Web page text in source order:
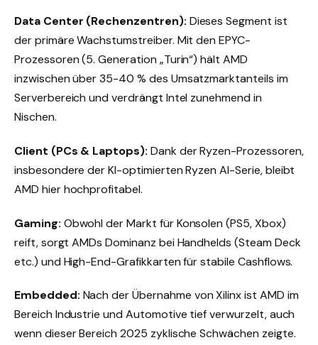
Data Center (Rechenzentren): Dieses Segment ist
der primäre Wachstumstreiber. Mit den EPYC-
Prozessoren (5. Generation „Turin“) hält AMD
inzwischen über 35-40 % des Umsatzmarktanteils im
Serverbereich und verdrängt Intel zunehmend in
Nischen.
Client (PCs & Laptops): Dank der Ryzen-Prozessoren,
insbesondere der KI-optimierten Ryzen AI-Serie, bleibt
AMD hier hochprofitabel.
Gaming: Obwohl der Markt für Konsolen (PS5, Xbox)
reift, sorgt AMDs Dominanz bei Handhelds (Steam Deck
etc.) und High-End-Grafikkarten für stabile Cashflows.
Embedded: Nach der Übernahme von Xilinx ist AMD im
Bereich Industrie und Automotive tief verwurzelt, auch
wenn dieser Bereich 2025 zyklische Schwächen zeigte.